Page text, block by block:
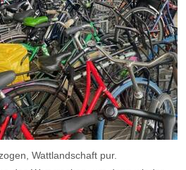
Wattlandschaft pur.